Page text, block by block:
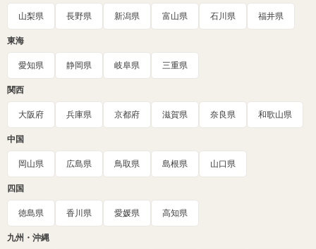
山梨県 長野県 新潟県 富山県 石川県 福井県
東海
愛知県 静岡県 岐阜県 三重県
関西
大阪府 兵庫県 京都府 滋賀県 奈良県 和歌山県
中国
岡山県 広島県 鳥取県 島根県 山口県
四国
徳島県 香川県 愛媛県 高知県
九州・沖縄